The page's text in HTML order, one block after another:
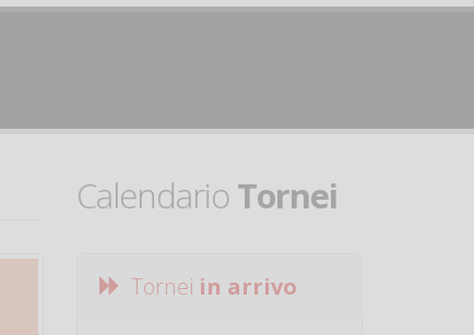
CalendarioTornei
Tornei in arrivo